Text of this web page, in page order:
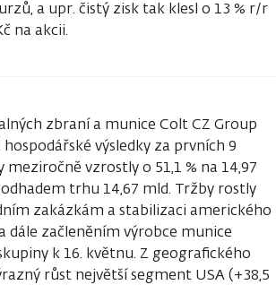
a upr. čistý zisk tak klesl o 13 % r/r
na akcii.
zbraní a munice Colt CZ Group
výsledky za prvních 9
vzrostly o 51,1 % na 14,97
odhadem trhu 14,67 mld. Tržby rostly
zakázkám a stabilizaci amerického
dále začleněním výrobce munice
k 16. květnu. Z geografického
růst největší segment USA (+38,5